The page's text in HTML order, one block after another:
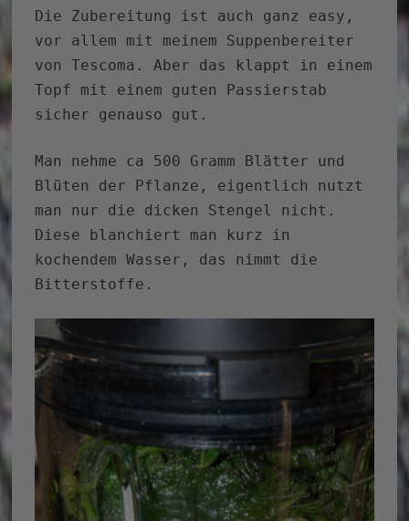
Die Zubereitung ist auch ganz easy,
vor allem mit meinem Suppenbereiter
von Tescoma. Aber das klappt in einem
Topf mit einem guten Passierstab
sicher genauso gut.
Man nehme ca 500 Gramm Blätter und
Blüten der Pflanze, eigentlich nutzt
man nur die dicken Stengel nicht.
Diese blanchiert man kurz in
kochendem Wasser, das nimmt die
Bitterstoffe.